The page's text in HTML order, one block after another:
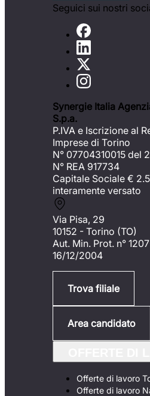
Seguici sui nostri
Synergie Italia
S.p.a.
P.IVA e Iscrizione al
Imprese di Torino
N° 07704310015 del
N° REA 917734
Capitale Sociale €
interamente versato
Via Pisa, 29
10152 - Torino (TO)
Aut. Min. Prot. n°
16/12/2004
Trova filiale
Area candidato
Offerte di lavoro
Offerte di lavoro